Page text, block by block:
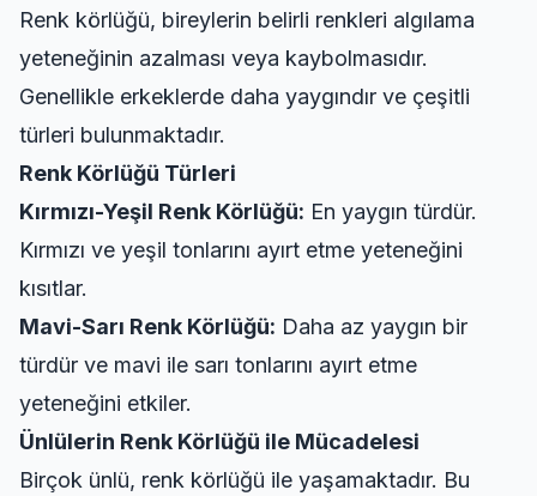
Renk körlüğü, bireylerin belirli renkleri algılama
yeteneğinin azalması veya kaybolmasıdır.
Genellikle erkeklerde daha yaygındır ve çeşitli
türleri bulunmaktadır.
Renk Körlüğü Türleri
Kırmızı-Yeşil Renk Körlüğü: En yaygın türdür.
Kırmızı ve yeşil tonlarını ayırt etme yeteneğini
kısıtlar.
Mavi-Sarı Renk Körlüğü: Daha az yaygın bir
türdür ve mavi ile sarı tonlarını ayırt etme
yeteneğini etkiler.
Ünlülerin Renk Körlüğü ile Mücadelesi
Birçok ünlü, renk körlüğü ile yaşamaktadır. Bu